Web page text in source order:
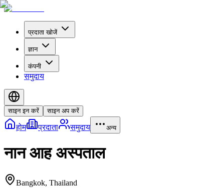
प्रदाता खोजें
ज्ञान
कंपनी
समुदाय
साइन इन करें साइन अप करें
होम प्रदाता समुदाय अन्य
नान आह अस्पताल
Bangkok, Thailand